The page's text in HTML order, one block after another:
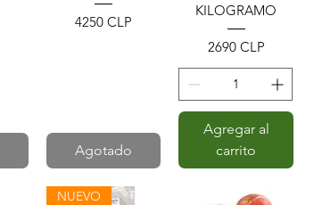
Precio
4250 CLP
Agotado
KILOGRAMO
Precio
2690 CLP
Agregar al
carrito
NUEVO